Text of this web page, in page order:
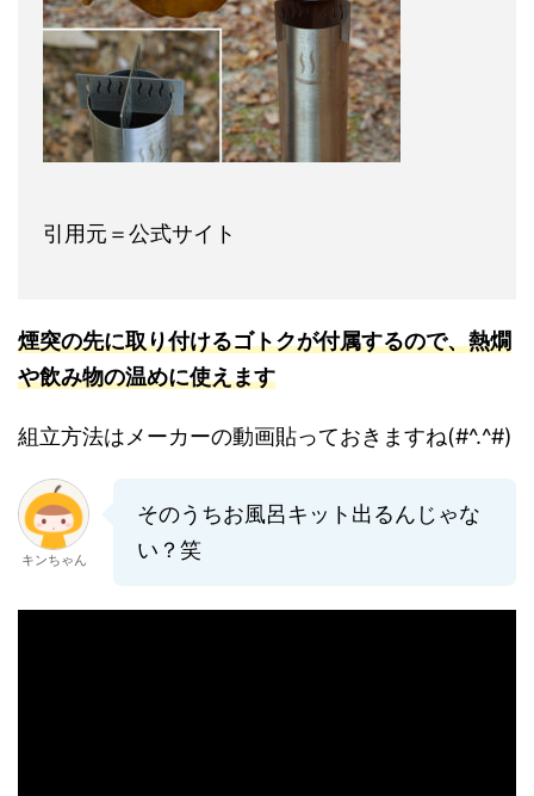
引用元＝公式サイト
煙突の先に取り付けるゴトクが付属するので、熱燗
や飲み物の温めに使えます
組立方法はメーカーの動画貼っておきますね(#^.^#)
キンちゃん
そのうちお風呂キット出るんじゃな
い？笑